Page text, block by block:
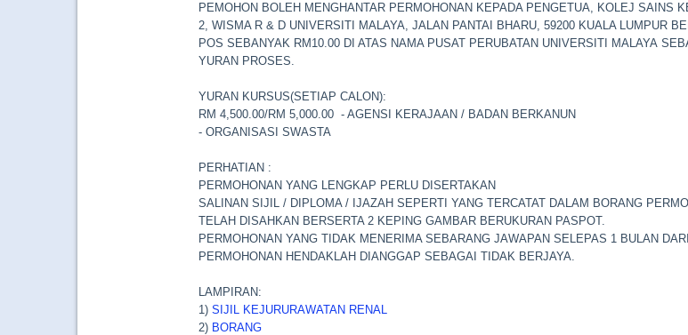
PEMOHON BOLEH MENGHANTAR PERMOHONAN KEPADA PENGETUA, KOLEJ SAINS
2, WISMA R & D UNIVERSITI MALAYA, JALAN PANTAI BHARU, 59200 KUALA LUMPUR
POS SEBANYAK RM10.00 DI ATAS NAMA PUSAT PERUBATAN UNIVERSITI MALAYA
YURAN PROSES.
YURAN KURSUS(SETIAP CALON):
RM 4,500.00/RM 5,000.00 - AGENSI KERAJAAN / BADAN BERKANUN
- ORGANISASI SWASTA
PERHATIAN :
PERMOHONAN YANG LENGKAP PERLU DISERTAKAN
SALINAN SIJIL / DIPLOMA / IJAZAH SEPERTI YANG TERCATAT DALAM BORANG
TELAH DISAHKAN BERSERTA 2 KEPING GAMBAR BERUKURAN PASPOT.
PERMOHONAN YANG TIDAK MENERIMA SEBARANG JAWAPAN SELEPAS 1 BULAN
PERMOHONAN HENDAKLAH DIANGGAP SEBAGAI TIDAK BERJAYA.
LAMPIRAN:
1) SIJIL KEJURURAWATAN RENAL
2) BORANG